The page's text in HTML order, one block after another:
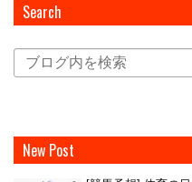
Search
New Post